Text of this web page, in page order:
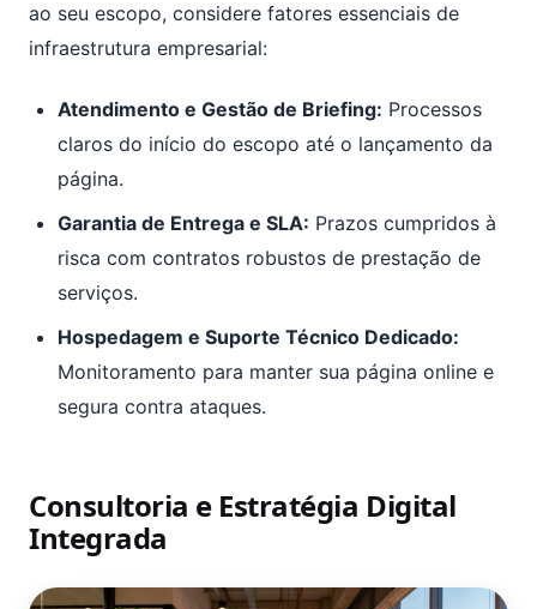
ao seu escopo, considere fatores essenciais de
infraestrutura empresarial:
Atendimento e Gestão de Briefing: Processos
claros do início do escopo até o lançamento da
página.
Garantia de Entrega e SLA: Prazos cumpridos à
risca com contratos robustos de prestação de
serviços.
Hospedagem e Suporte Técnico Dedicado:
Monitoramento para manter sua página online e
segura contra ataques.
Consultoria e Estratégia Digital
Integrada